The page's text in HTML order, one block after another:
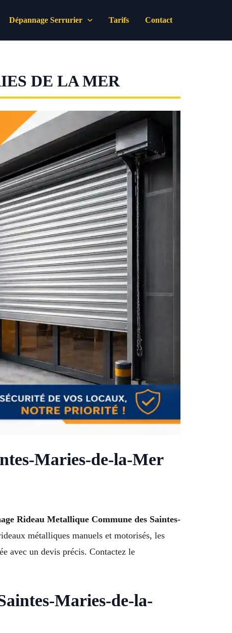
Dépannage Serrurier Tarifs Contact
DE LA MER
Maries-de-la-Mer
Rideau Metallique Commune des Saintes-
métalliques manuels et motorisés, les
avec un devis précis. Contactez le
Maries-de-la-